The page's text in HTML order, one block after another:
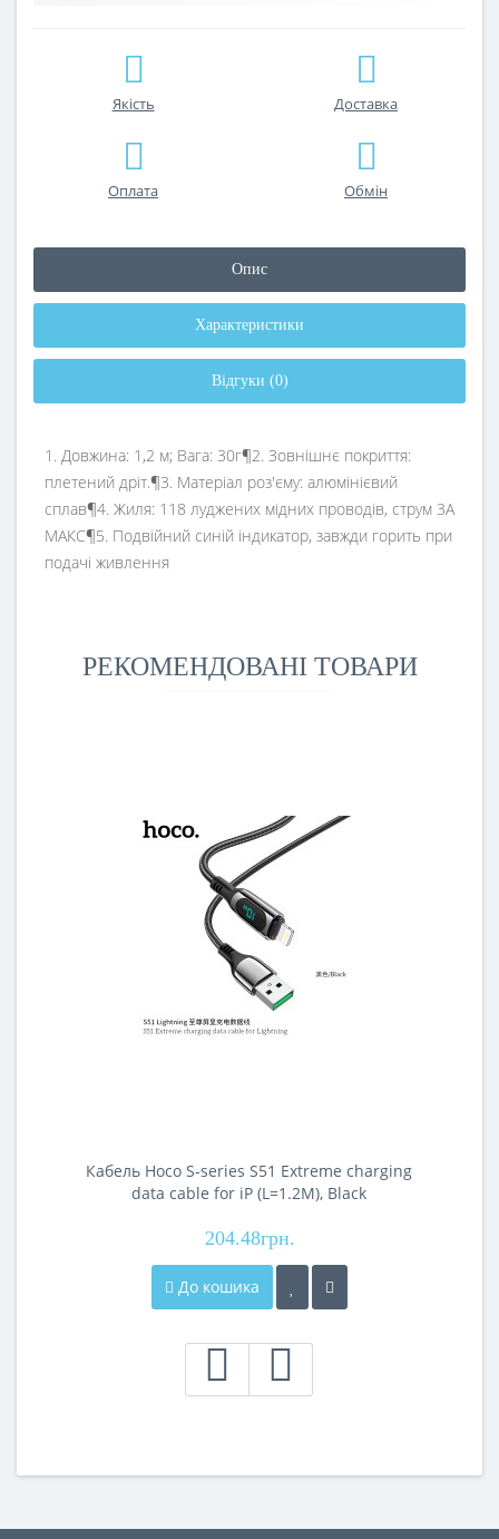
Якість Доставка
Оплата Обмін
Опис
Характеристики
Відгуки (0)
1. Довжина: 1,2 м; Вага: 30г¶2. Зовнішнє покриття:
плетений дріт.¶3. Матеріал роз'єму: алюмінієвий
сплав¶4. Жиля: 118 луджених мідних проводів, струм 3A
МАКС¶5. Подвійний синій індикатор, завжди горить при
подачі живлення
РЕКОМЕНДОВАНІ ТОВАРИ
Кабель Hoco S-series S51 Extreme charging
data cable for iP (L=1.2M), Black
204.48грн.
До кошика